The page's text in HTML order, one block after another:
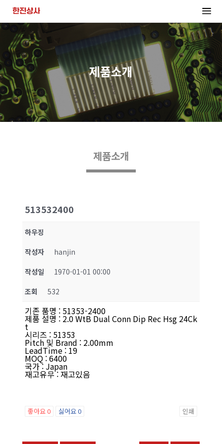
제품소개
제품소개
513532400
하우징
작성자
hanjin
작성일
1970-01-01 00:00
조회
532
기존 품명 : 51353-2400
제품 설명 : 2.0 WtB Dual Conn Dip Rec Hsg 24Ck
t
시리즈 : 51353
Pitch 및 Brand : 2.00mm
LeadTime: 19
MOQ:6400
국가: Japan
재고유무:재고있음
좋아요0 싫어요0 인쇄